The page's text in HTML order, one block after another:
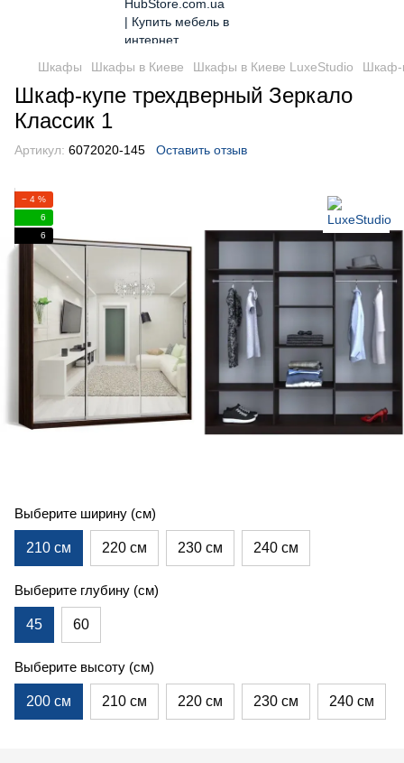
Шкафы Шкафы в Киеве Шкафы в Киеве LuxeStudio Шкаф-
Шкаф-купе трехдверный Зеркало
Классик 1
Артикул: 6072020-145 Оставить отзыв
− 4 %
6
6
Выберите ширину (см)
210 см 220 см 230 см 240 см
Выберите глубину (см)
45 60
Выберите высоту (см)
200 см 210 см 220 см 230 см 240 см